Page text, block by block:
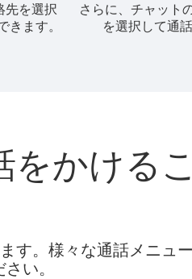
先を選択
ます。
さらに、チャット
を選択して通
かける
す。様々な通話メニュ
い。